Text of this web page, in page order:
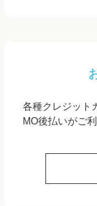
各種クレジット
MO後払いがご